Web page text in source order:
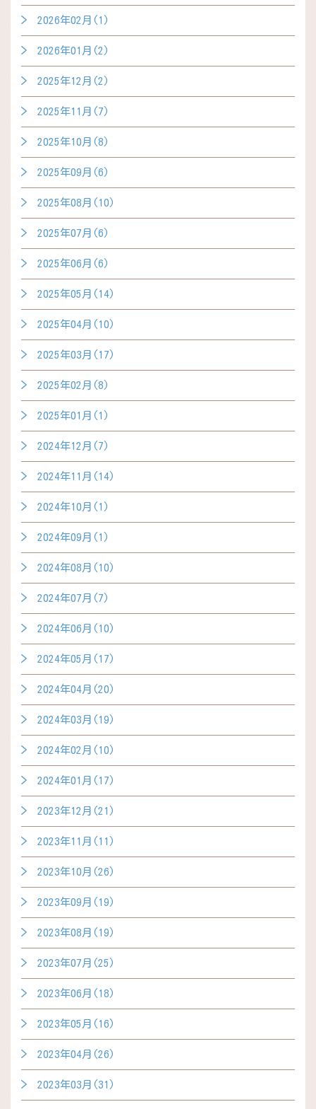
2026年02月(1)
2026年01月(2)
2025年12月(2)
2025年11月(7)
2025年10月(8)
2025年09月(6)
2025年08月(10)
2025年07月(6)
2025年06月(6)
2025年05月(14)
2025年04月(10)
2025年03月(17)
2025年02月(8)
2025年01月(1)
2024年12月(7)
2024年11月(14)
2024年10月(1)
2024年09月(1)
2024年08月(10)
2024年07月(7)
2024年06月(10)
2024年05月(17)
2024年04月(20)
2024年03月(19)
2024年02月(10)
2024年01月(17)
2023年12月(21)
2023年11月(11)
2023年10月(26)
2023年09月(19)
2023年08月(19)
2023年07月(25)
2023年06月(18)
2023年05月(16)
2023年04月(26)
2023年03月(31)